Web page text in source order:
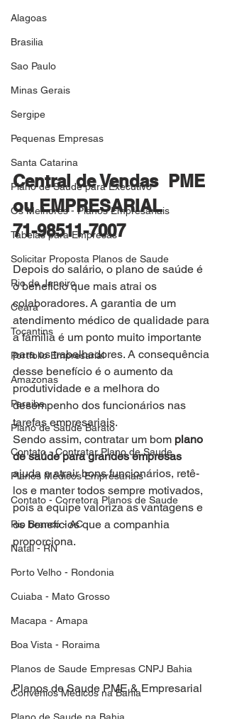
Alagoas
Brasilia
Sao Paulo
Minas Gerais
Sergipe
Pequenas Empresas
Santa Catarina
Plano de Saude para Executivo
Os Melhores - Planos Empresariais
Tabelas para Empresas
Solicitar Proposta Planos de Saude
Rio de Janeiro
Ceara
Tocantins
Portfolio Empresarial
Amazonas
Paraiba
Plano de Saude Barato
Contato - Contratar Plano de Saude
Planos Médicos Empresariais
Contato - Corretora Planos de Saude
Rio Branco - AC
Natal - RN
Porto Velho - Rondonia
Cuiaba - Mato Grosso
Macapa - Amapa
Boa Vista - Roraima
Planos de Saude Empresas CNPJ Bahia
Convênios Médicos na Bahia
Central de Vendas  PME
ou EMPRESARIAL
71-98511-7007
Depois do salário, o plano de saúde é
o benefício que mais atrai os
colaboradores. A garantia de um
atendimento médico de qualidade para
a família é um ponto muito importante
para os trabalhadores. A consequência
desse benefício é o aumento da
produtividade e a melhora do
desempenho dos funcionários nas
tarefas empresariais.
Sendo assim, contratar um bom plano
de saúde para grandes empresas
ajuda a atrair bons funcionários, retê-
los e manter todos sempre motivados,
pois a equipe valoriza as vantagens e
os benefícios que a companhia
proporciona.
Planos de Saude PME & Empresarial